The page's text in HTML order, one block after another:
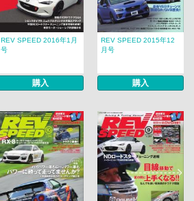
REV SPEED 2016年1月
号
購入
REV SPEED 2015年12
月号
購入